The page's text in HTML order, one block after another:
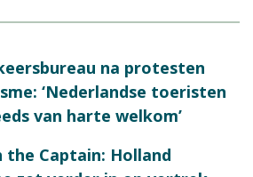
na protesten
‘Nederlandse toeristen
van harte welkom’
the Captain: Holland